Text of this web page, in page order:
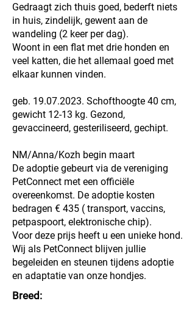
Gedraagt zich thuis goed, bederft niets
in huis, zindelijk, gewent aan de
wandeling (2 keer per dag).
Woont in een flat met drie honden en
veel katten, die het allemaal goed met
elkaar kunnen vinden.
geb. 19.07.2023. Schofthoogte 40 cm,
gewicht 12-13 kg. Gezond,
gevaccineerd, gesteriliseerd, gechipt.
NM/Anna/Kozh begin maart
De adoptie gebeurt via de vereniging
PetConnect met een officiële
overeenkomst. De adoptie kosten
bedragen € 435 ( transport, vaccins,
petpaspoort, elektronische chip).
Voor deze prijs heeft u een unieke hond.
Wij als PetConnect blijven jullie
begeleiden en steunen tijdens adoptie
en adaptatie van onze hondjes.
Breed: